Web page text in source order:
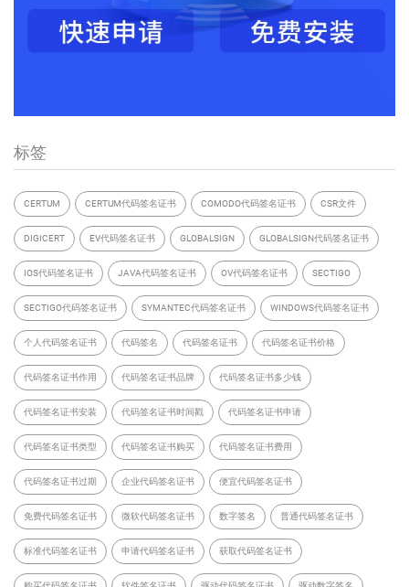
标签
CERTUM CERTUM代码签名证书 COMODO代码签名证书 CSR文件
DIGICERT EV代码签名证书 GLOBALSIGN GLOBALSIGN代码签名证书
IOS代码签名证书 JAVA代码签名证书 OV代码签名证书 SECTIGO
SECTIGO代码签名证书 SYMANTEC代码签名证书 WINDOWS代码签名证书
个人代码签名证书 代码签名 代码签名证书 代码签名证书价格
代码签名证书作用 代码签名证书品牌 代码签名证书多少钱
代码签名证书安装 代码签名证书时间戳 代码签名证书申请
代码签名证书类型 代码签名证书购买 代码签名证书费用
代码签名证书过期 企业代码签名证书 便宜代码签名证书
免费代码签名证书 微软代码签名证书 数字签名 普通代码签名证书
标准代码签名证书 申请代码签名证书 获取代码签名证书